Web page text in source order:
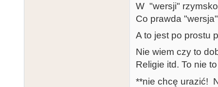
W "wersji"
Co prawda
A to jest po prostu
Nie wiem czy to
Religie itd. To nie
**nie chcę urazić!